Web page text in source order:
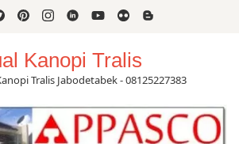
Kanopi Tralis
Tralis Jabodetabek - 08125227383